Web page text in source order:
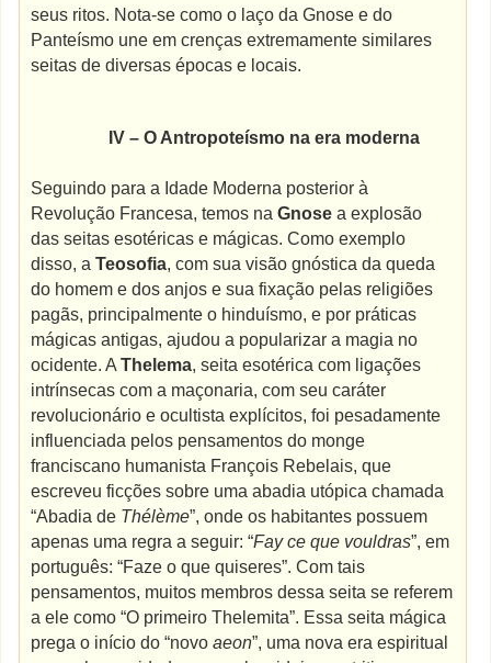
seus ritos. Nota-se como o laço da Gnose e do
Panteísmo une em crenças extremamente similares
seitas de diversas épocas e locais.
IV – O Antropoteísmo na era moderna
Seguindo para a Idade Moderna posterior à
Revolução Francesa, temos naGnose a explosão
das seitas esotéricas e mágicas. Como exemplo
disso, aTeosofia, com sua visão gnóstica da queda
do homem e dos anjos e sua fixação pelas religiões
pagãs, principalmente o hinduísmo, e por práticas
mágicas antigas, ajudou a popularizar a magia no
ocidente. AThelema, seita esotérica com ligações
intrínsecas com a maçonaria, com seu caráter
revolucionário e ocultista explícitos, foi pesadamente
influenciada pelos pensamentos do monge
franciscano humanista François Rebelais, que
escreveu ficções sobre uma abadia utópica chamada
“Abadia de Thélème”, onde os habitantes possuem
apenas uma regra a seguir: “Fay ce que vouldras”, em
português: “Faze o que quiseres”. Com tais
pensamentos, muitos membros dessa seita se referem
a ele como “O primeiro Thelemita”. Essa seita mágica
prega o início do “novoaeon”, uma nova era espiritual